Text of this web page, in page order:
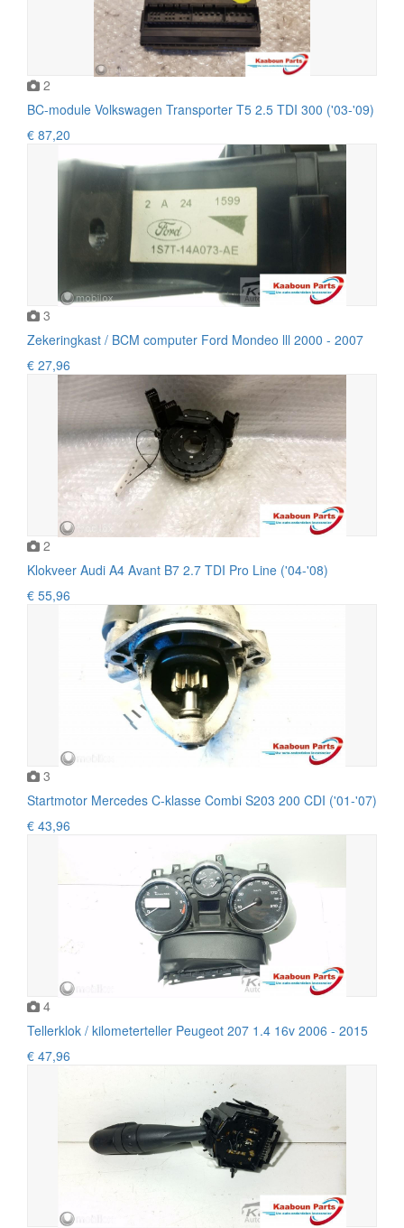
2
BC-module Volkswagen Transporter T5 2.5 TDI 300 ('03-'09)
€ 87,20
3
Zekeringkast / BCM computer Ford Mondeo lll 2000 - 2007
€ 27,96
2
Klokveer Audi A4 Avant B7 2.7 TDI Pro Line ('04-'08)
€ 55,96
3
Startmotor Mercedes C-klasse Combi S203 200 CDI ('01-'07)
€ 43,96
4
Tellerklok / kilometerteller Peugeot 207 1.4 16v 2006 - 2015
€ 47,96